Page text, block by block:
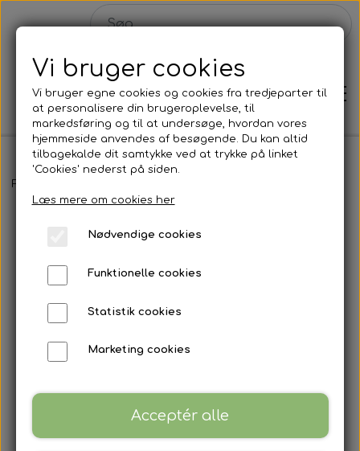
Shop
Malerier
Plakater
Blog
Om
Forside
Vi bruger cookies
Vi bruger egne cookies og cookies fra tredjeparter til
at personalisere din brugeroplevelse, til
markedsføring og til at undersøge, hvordan vores
hjemmeside anvendes af besøgende. Du kan altid
tilbagekalde dit samtykke ved at trykke på linket
'Cookies' nederst på siden.
Læs mere om cookies her
Nødvendige cookies
Funktionelle cookies
Statistik cookies
Marketing cookies
Acceptér alle